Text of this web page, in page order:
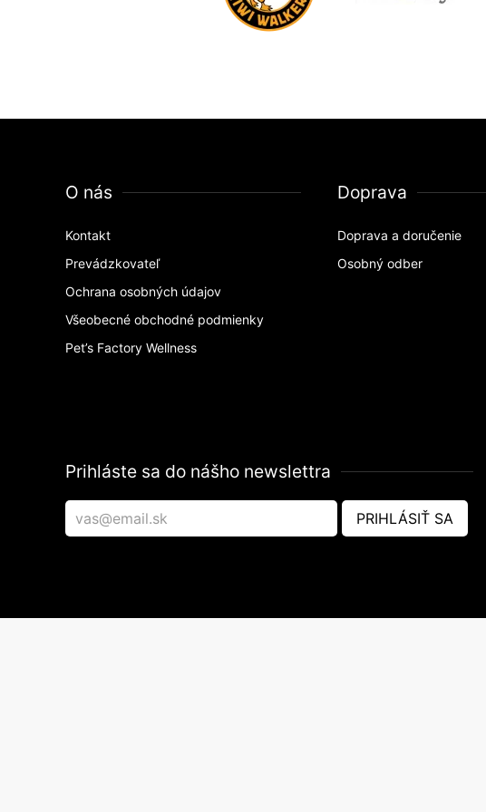
O nás
Kontakt
Prevádzkovateľ
Ochrana osobných údajov
Všeobecné obchodné podmienky
Pet’s Factory Wellness
Doprava
Doprava a doručenie
Osobný odber
Prihláste sa do nášho newslettra
PRIHLÁSIŤ SA